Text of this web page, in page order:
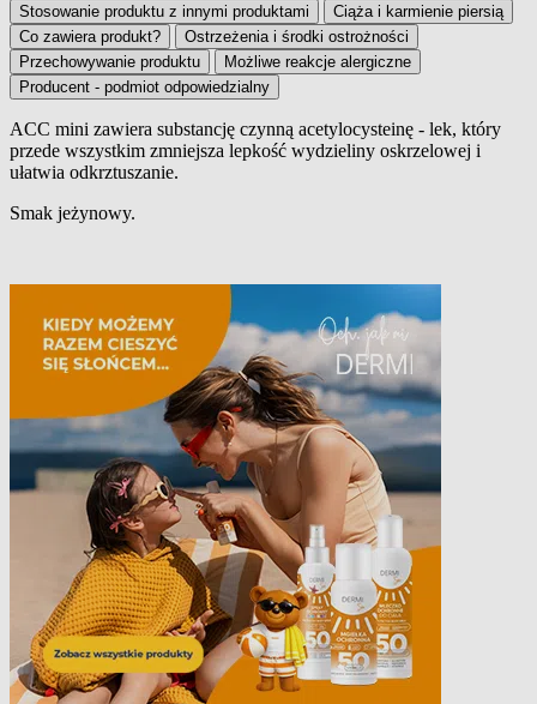
Stosowanie produktu z innymi produktami
Ciąża i karmienie piersią
Co zawiera produkt?
Ostrzeżenia i środki ostrożności
Przechowywanie produktu
Możliwe reakcje alergiczne
Producent - podmiot odpowiedzialny
Opis produktu
ACC mini zawiera substancję czynną acetylocysteinę - lek, który
przede wszystkim zmniejsza lepkość wydzieliny oskrzelowej i
ułatwia odkrztuszanie.
Smak jeżynowy.